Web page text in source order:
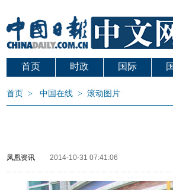
首页 时政 国际
首页 > 中国在线 > 滚动图片
凤凰资讯 2014-10-31 07:41:06